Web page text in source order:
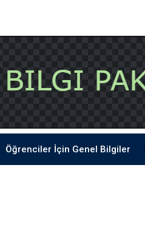
Öğrenciler İçin Genel Bilgiler